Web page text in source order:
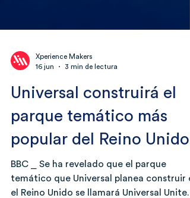
16 jun
3 min de lectura
Universal construirá el
parque temático más
popular del Reino Unido
BBC ⎯ Se ha revelado que el parque